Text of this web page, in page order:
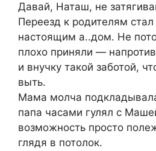
Давай, Наташ, не
Переезд к родителям
настоящим а..дом. Не
плохо приняли —
и внучку такой заботой,
выть.
Мама молча
папа часами гулял с
возможность просто
глядя в потолок.